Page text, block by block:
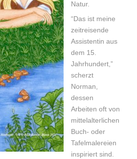
Natur.
“Das ist meine
zeitreisende
Assistentin aus
dem 15.
Jahrhundert,”
scherzt
Norman,
dessen
Arbeiten oft von
mittelalterlichen
Buch- oder
Tafelmalereien
inspiriert sind.